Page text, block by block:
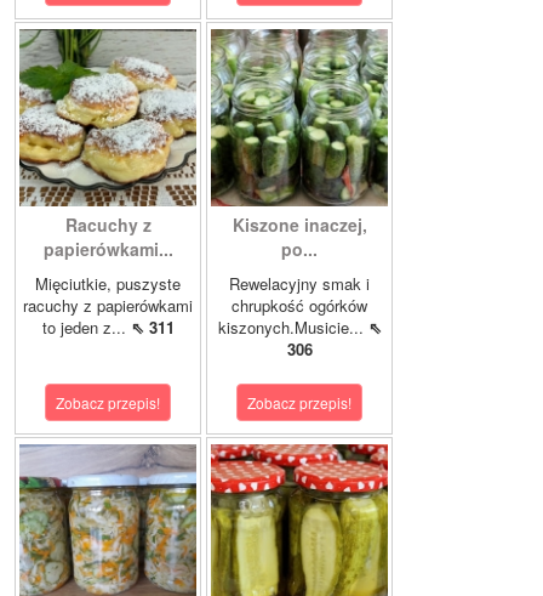
Racuchy z
papierówkami...
Mięciutkie, puszyste
racuchy z papierówkami
to jeden z... ⇖ 311
Zobacz przepis!
Kiszone inaczej,
po...
Rewelacyjny smak i
chrupkość ogórków
kiszonych.Musicie... ⇖
306
Zobacz przepis!